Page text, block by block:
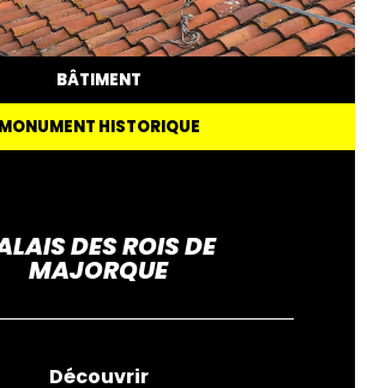
BÂTIMENT
MONUMENT HISTORIQUE
DES ROIS DE
MAJORQUE
Découvrir